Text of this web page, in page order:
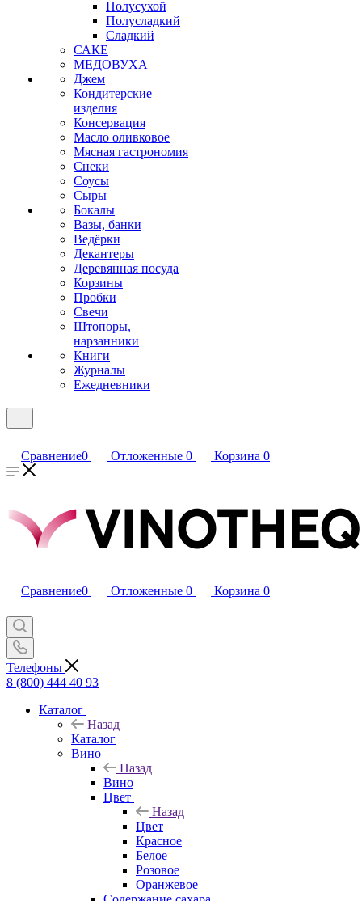
Полусухой
Полусладкий
Сладкий
САКЕ
МЕДОВУХА
Джем
Кондитерские
изделия
Консервация
Масло оливковое
Мясная гастрономия
Снеки
Соусы
Сыры
Бокалы
Вазы, банки
Ведёрки
Декантеры
Деревянная посуда
Корзины
Пробки
Свечи
Штопоры,
нарзанники
Книги
Журналы
Ежедневники
Сравнение0 Отложенные 0 Корзина 0
Сравнение0 Отложенные 0 Корзина 0
Телефоны
8 (800) 444 40 93
Каталог
Назад
Каталог
Вино
Назад
Вино
Цвет
Назад
Цвет
Красное
Белое
Розовое
Оранжевое